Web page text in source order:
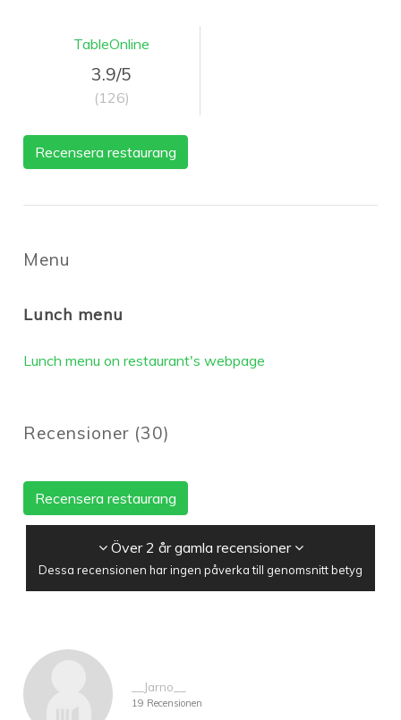
TableOnline
3.9/5
(126)
Recensera restaurang
Menu
Lunch menu
Lunch menu on restaurant's webpage
Recensioner (30)
Recensera restaurang
Över 2 år gamla recensioner
Dessa recensionen har ingen påverka till genomsnitt betyg
__Jarno__
19 Recensionen